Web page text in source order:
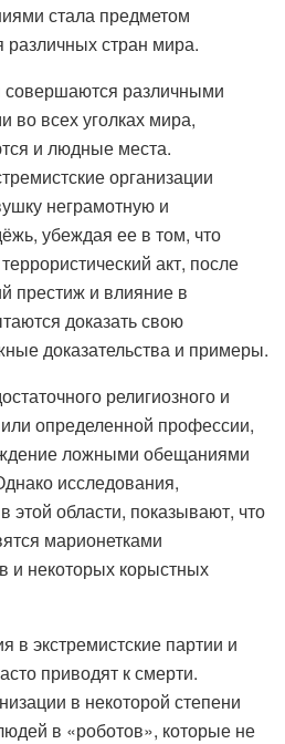
стала предметом
различных стран мира.
совершаются различными
во всех уголках мира,
и людные места.
организации
неграмотную и
убеждая ее в том, что
акт, после
престиж и влияние в
доказать свою
доказательства и примеры.
религиозного и
определенной профессии,
ложными обещаниями
исследования,
области, показывают, что
марионетками
и некоторых корыстных
в экстремистские партии и
приводят к смерти.
в некоторой степени
в «роботов», которые не